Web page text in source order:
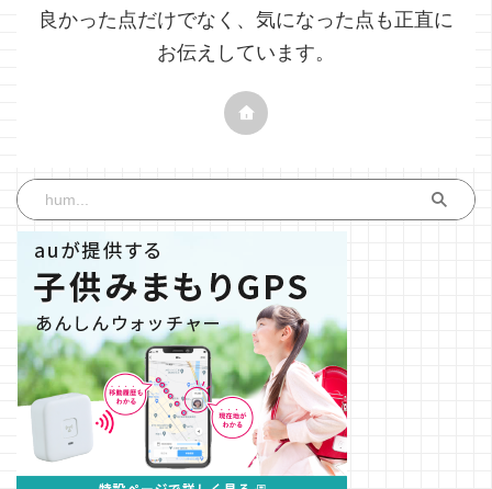
良かった点だけでなく、気になった点も正直に
お伝えしています。